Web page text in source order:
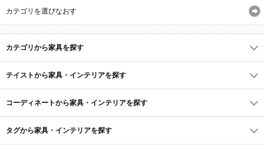
カテゴリを選びなおす
カテゴリから家具を探す
テイストから家具・インテリアを探す
コーディネートから家具・インテリアを探す
タグから家具・インテリアを探す